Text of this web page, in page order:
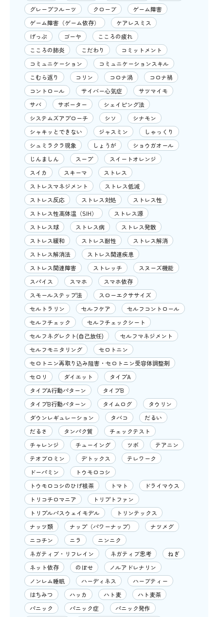
グレープフルーツ クローブ
ゲーム障害
ゲーム障害（ゲーム依存）
ケアレスミス
げっぷ
ゴーヤ
こころの疲れ
こころの肺炎
こだわり
コミットメント
コミュニケーション
コミュニケーションスキル
こむら返り
コリン コロナ渦
コロナ禍
コントロール
サイバー心気症
サツマイモ
サバ
サポーター
シェイピング法
システムズアプローチ
シソ
シナモン
シャキッとできない
ジャスミン
しゃっくり
シュミラクラ現象
しょうが
ショウガオール
じんましん
スープ
スイートオレンジ
スイカ
スキーマ
ストレス
ストレスマネジメント
ストレス低減
ストレス反応
ストレス対処
ストレス性
ストレス性高体温（SIH）
ストレス源
ストレス球
ストレス病
ストレス発散
ストレス緩和
ストレス耐性
ストレス解消
ストレス解消法
ストレス関連疾患
ストレス関連障害
ストレッチ
スヌーズ機能
スパイス
スマホ
スマホ依存
スモールステップ法
スローエクササイズ
セルトラリン
セルフケア
セルフコントロール
セルフチェック
セルフチェックシート
セルフネグレクト(自己放任)
セルフマネジメント
セルフモニタリング
セロトニン
セロトニン再取り込み阻害・セロトニン受容体調整剤
セロリ
ダイエット
タイプA
タイプA行動パターン
タイプB
タイプB行動パターン
タイムログ
タウリン
ダウンレギュレーション
タバコ
だるい
だるさ
タンパク質
チェックテスト
チャレンジ
チューイング ツボ
テアニン
テオブロミン
デトックス
テレワーク
ドーパミン
トウモロコシ
トウモロコシのひげ根茶
トマト
ドライマウス
トリコチロマニア
トリプトファン
トリプルパスウェイモデル
トリンテックス
ナッツ類
ナップ（パワーナップ）
ナツメグ
ニコチン
ニラ
ニンニク
ネガティブ・リフレイン
ネガティブ思考
ねぎ
ネット依存
のぼせ
ノルアドレナリン
ノンレム睡眠
ハーディネス
ハーブティー
はちみつ
ハッカ ハト麦
ハト麦茶
パニック
パニック症
パニック発作